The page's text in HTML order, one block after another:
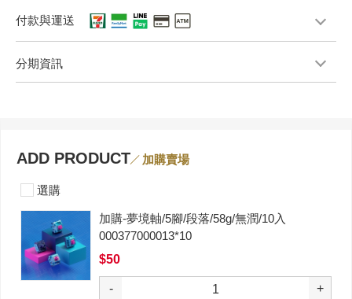
付款與運送
分期資訊
ADD PRODUCT 加購賣場
選購
加購-夢境軸/5腳/段落/58g/無潤/10入
000377000013*10
$50
- +